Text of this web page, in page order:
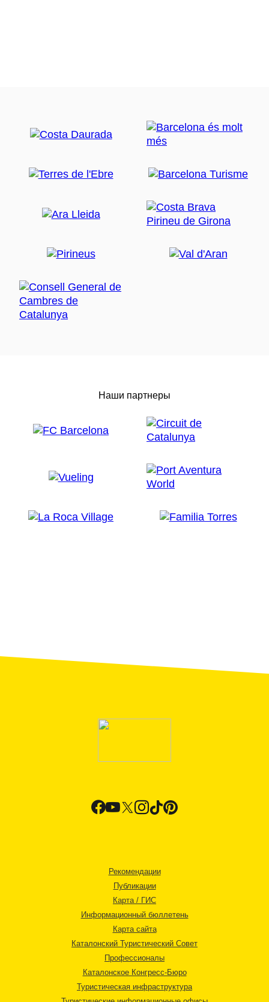
Наши партнеры
Рекомендации
Публикации
Карта / ГИС
Информационный бюллетень
Карта сайта
Каталонский Туристический Совет
Профессионалы
Каталонское Конгресс-Бюро
Туристическая инфраструктура